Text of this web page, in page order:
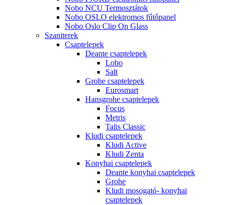
Nobo NCU Termosztátok
Nobo OSLO elektromos fűtőpanel
Nobo Oslo Clip On Glass
Szaniterek
Csaptelepek
Deante csaptelepek
Lobo
Salt
Grohe csaptelepek
Eurosmart
Hansgrohe csaptelepek
Focus
Metris
Talis Classic
Kludi csaptelepek
Kludi Active
Kludi Zenta
Konyhai csaptelepek
Deante konyhai csaptelepek
Grohe
Kludi mosogató- konyhai
csaptelepek